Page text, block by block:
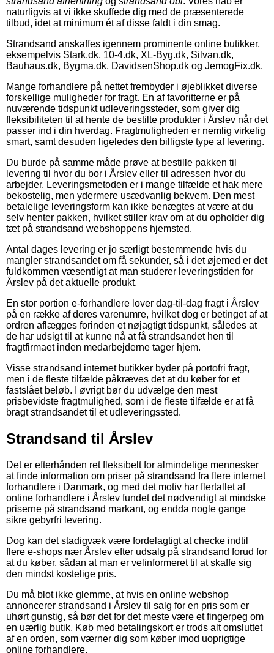
naturligvis at vi ikke skuffede dig med de præsenterede
tilbud, idet at minimum ét af disse faldt i din smag.
Strandsand anskaffes igennem prominente online butikker,
eksempelvis Stark.dk, 10-4.dk, XL-Byg.dk, Silvan.dk,
Bauhaus.dk, Bygma.dk, DavidsenShop.dk og JemogFix.dk.
Mange forhandlere på nettet frembyder i øjeblikket diverse
forskellige muligheder for fragt. En af favoritterne er på
nuværende tidspunkt udleveringssteder, som giver dig
fleksibiliteten til at hente de bestilte produkter i Årslev når det
passer ind i din hverdag. Fragtmuligheden er nemlig virkelig
smart, samt desuden ligeledes den billigste type af levering.
Du burde på samme måde prøve at bestille pakken til
levering til hvor du bor i Årslev eller til adressen hvor du
arbejder. Leveringsmetoden er i mange tilfælde et hak mere
bekostelig, men ydermere usædvanlig bekvem. Den mest
betalelige leveringsform kan ikke benægtes at være at du
selv henter pakken, hvilket stiller krav om at du opholder dig
tæt på strandsand webshoppens hjemsted.
Antal dages levering er jo særligt bestemmende hvis du
mangler strandsandet om få sekunder, så i det øjemed er det
fuldkommen væsentligt at man studerer leveringstiden for
Årslev på det aktuelle produkt.
En stor portion e-forhandlere lover dag-til-dag fragt i Årslev
på en række af deres varenumre, hvilket dog er betinget af at
ordren aflægges forinden et nøjagtigt tidspunkt, således at
de har udsigt til at kunne nå at få strandsandet hen til
fragtfirmaet inden medarbejderne tager hjem.
Visse strandsand internet butikker byder på portofri fragt,
men i de fleste tilfælde påkræves det at du køber for et
fastslået beløb. I øvrigt bør du udvælge den mest
prisbevidste fragtmulighed, som i de fleste tilfælde er at få
bragt strandsandet til et udleveringssted.
Strandsand til Årslev
Det er efterhånden ret fleksibelt for almindelige mennesker
at finde information om priser på strandsand fra flere internet
forhandlere i Danmark, og med det motiv har flertallet af
online forhandlere i Årslev fundet det nødvendigt at mindske
priserne på strandsand markant, og endda nogle gange
sikre gebyrfri levering.
Dog kan det stadigvæk være fordelagtigt at checke indtil
flere e-shops nær Årslev efter udsalg på strandsand forud for
at du køber, sådan at man er velinformeret til at skaffe sig
den mindst kostelige pris.
Du må blot ikke glemme, at hvis en online webshop
annoncerer strandsand i Årslev til salg for en pris som er
uhørt gunstig, så bør det for det meste være et fingerpeg om
en uærlig butik. Køb med betalingskort er trods alt omsluttet
af en orden, som værner dig som køber imod uoprigtige
online forhandlere.